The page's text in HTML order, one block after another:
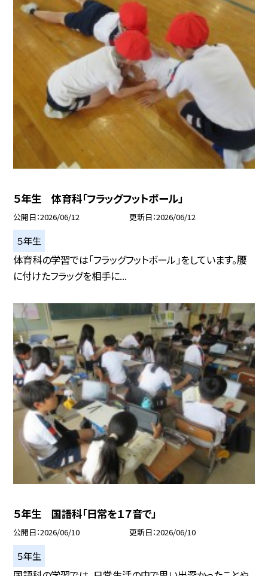
５年生 体育科「フラッグフットボール」
公開日 2026/06/12 更新日 2026/06/12
５年生
体育科の学習では「フラッグフットボール」をしています。腰
に付けたフラッグを相手に...
５年生 国語科「日常を１７音で」
公開日 2026/06/10 更新日 2026/06/10
５年生